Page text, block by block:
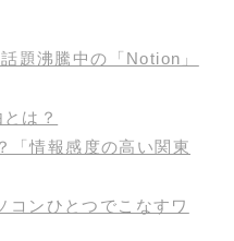
題沸騰中の「Notion」
は？
「情報感度の高い関東
コンひとつでこなすワ